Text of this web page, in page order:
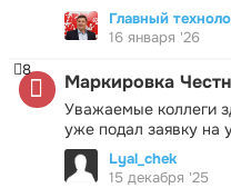
Главный
16 января '26
Маркировка
Уважаемые коллеги
уже подал заявку на
8
Lyal_chek
15 декабря '25